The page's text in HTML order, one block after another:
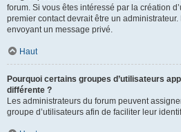
forum. Si vous êtes intéressé par la création
premier contact devrait être un
envoyant un message privé.
Haut
Pourquoi certains groupes d’utilisateurs
différente ?
Les administrateurs du forum peuvent
groupe d’utilisateurs afin de faciliter leur